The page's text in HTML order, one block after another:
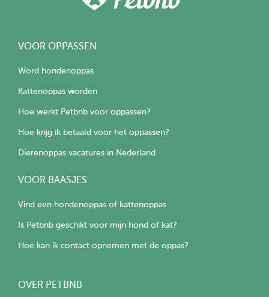
VOOR OPPASSEN
Word hondenoppas
Kattenoppas worden
Hoe werkt Petbnb voor oppassen?
Hoe krijg ik betaald voor het oppassen?
Dierenoppas vacatures in Nederland
VOOR BAASJES
Vind een hondenoppas of kattenoppas
Is Petbnb geschikt voor mijn hond of kat?
Hoe kan ik contact opnemen met de oppas?
OVER PETBNB